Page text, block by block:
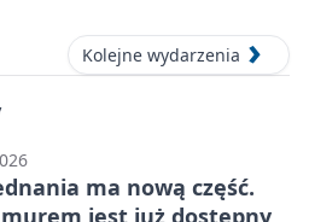
Kolejne wydarzenia
ma nową część.
jest już dostępny